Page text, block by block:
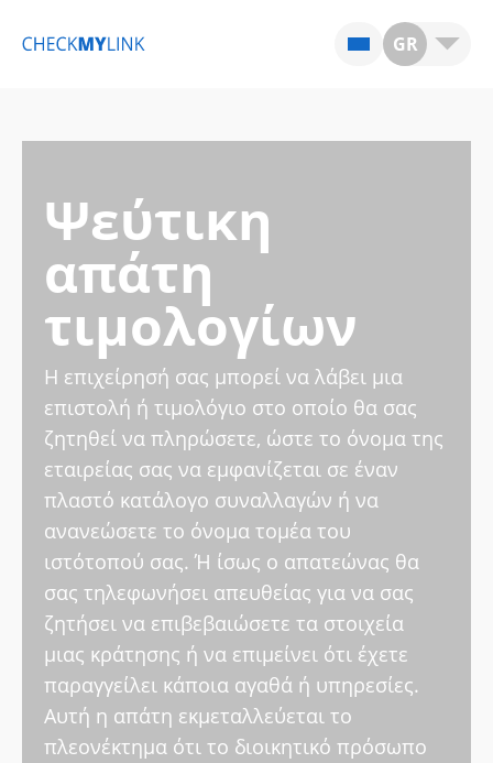
GR
Ψεύτικη
απάτη
τιμολογίων
Η επιχείρησή σας μπορεί να λάβει μια
επιστολή ή τιμολόγιο στο οποίο θα σας
ζητηθεί να πληρώσετε, ώστε το όνομα της
εταιρείας σας να εμφανίζεται σε έναν
πλαστό κατάλογο συναλλαγών ή να
ανανεώσετε το όνομα τομέα του
ιστότοπού σας. Ή ίσως ο απατεώνας θα
σας τηλεφωνήσει απευθείας για να σας
ζητήσει να επιβεβαιώσετε τα στοιχεία
μιας κράτησης ή να επιμείνει ότι έχετε
παραγγείλει κάποια αγαθά ή υπηρεσίες.
Αυτή η απάτη εκμεταλλεύεται το
πλεονέκτημα ότι το διοικητικό πρόσωπο